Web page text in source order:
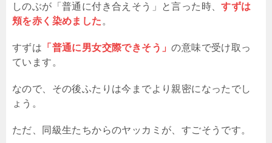
しのぶが「普通に付き合えそう」と言った時、すずは
頬を赤く染めました 。
すずは 「普通に男女交際できそう」の意味で受け取っ
ています。
なので、その後ふたりは今までより親密になったでし
ょう。
ただ、同級生たちからのヤッカミが、すごそうです。